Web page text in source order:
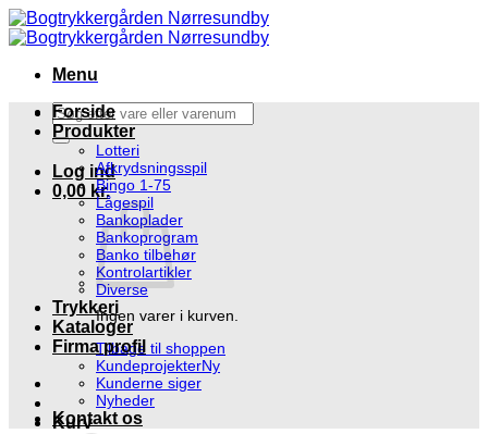
Fortsæt
til
Menu
Søg
efter:
Log ind
0,00 kr.
Ingen varer i kurven.
Tilbage til shoppen
Kurv
Forside
Produkter
Lotteri
Afkrydsningsspil
Bingo 1-75
Lågespil
Bankoplader
Bankoprogram
Banko tilbehør
Kontrolartikler
Diverse
Trykkeri
Kataloger
Firma profil
Kundeprojekter
Kunderne siger
Nyheder
Kontakt os